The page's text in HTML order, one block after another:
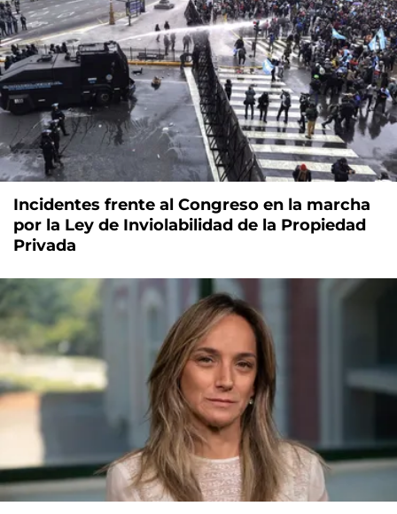
Incidentes frente al Congreso en la marcha
por la Ley de Inviolabilidad de la Propiedad
Privada